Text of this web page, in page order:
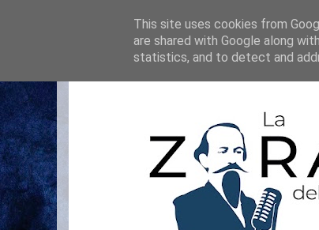
This site uses cookies from
are shared with Google along
statistics, and to detect and